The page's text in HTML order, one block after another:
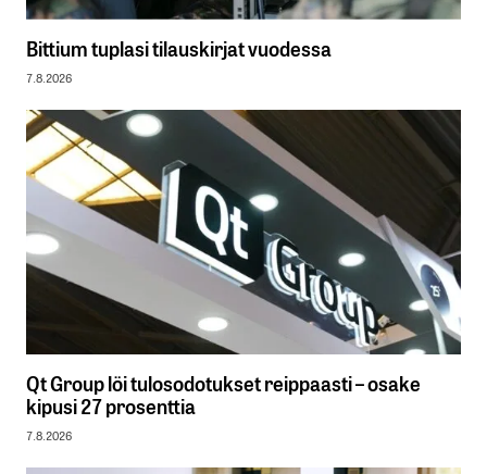
Bittium tuplasi tilauskirjat vuodessa
7.8.2026
Qt Group löi tulosodotukset reippaasti – osake
kipusi 27 prosenttia
7.8.2026